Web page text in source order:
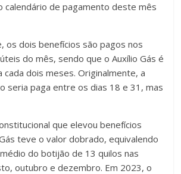
calendário de pagamento deste mês
os dois benefícios são pagos nos
do mês, sendo que o Auxílio Gás é
cada dois meses. Originalmente, a
seria paga entre os dias 18 e 31, mas
que elevou benefícios
teve o valor dobrado, equivalendo
do botijão de 13 quilos nas
outubro e dezembro. Em 2023, o